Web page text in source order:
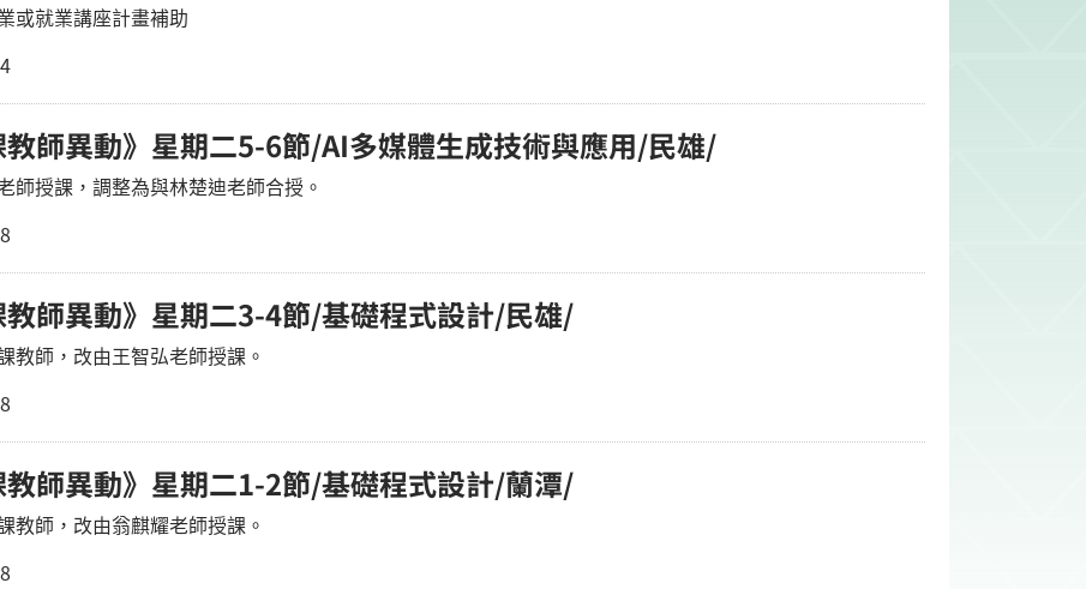
或就業講座計畫補助
教師異動》星期二5-6節/AI多媒體生成技術與應用/民雄/
師授課，調整為與林楚迪老師合授。
教師異動》星期二3-4節/基礎程式設計/民雄/
教師，改由王智弘老師授課。
教師異動》星期二1-2節/基礎程式設計/蘭潭/
教師，改由翁麒耀老師授課。